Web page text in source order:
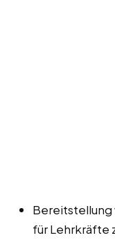
Bereitstellung
für Lehrkräfte